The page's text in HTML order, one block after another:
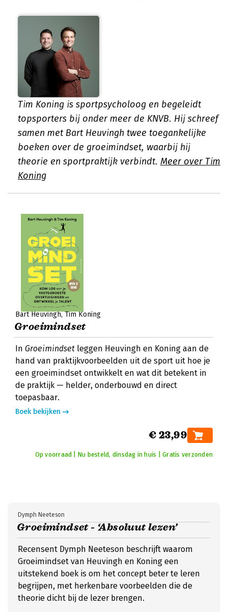
Tim Koning is sportpsycholoog en begeleidt
topsporters bij onder meer de KNVB. Hij schreef
samen met Bart Heuvingh twee toegankelijke
boeken over de groeimindset, waarbij hij
theorie en sportpraktijk verbindt. Meer over Tim
Koning
Bart Heuvingh Tim Koning
Groeimindset
In Groeimindset leggen Heuvingh en Koning aan de
hand van praktijkvoorbeelden uit de sport uit hoe je
een groeimindset ontwikkelt en wat dit betekent in
de praktijk — helder, onderbouwd en direct
toepasbaar.
Boek bekijken
€ 23,99
Op voorraad | Nu besteld, dinsdag in huis | Gratis verzonden
Groeimindset - ‘Absoluut lezen’
Dymph Neeteson
Recensent Dymph Neeteson beschrijft waarom
Groeimindset van Heuvingh en Koning een
uitstekend boek is om het concept beter te leren
begrijpen, met herkenbare voorbeelden die de
theorie dicht bij de lezer brengen.